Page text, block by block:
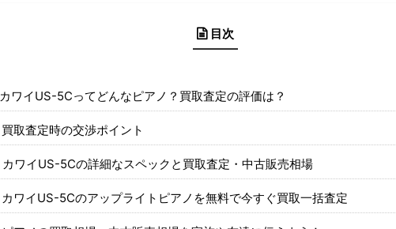
目次
カワイUS-5Cってどんなピアノ？買取査定の評価は？
買取査定時の交渉ポイント
カワイUS-5Cの詳細なスペックと買取査定・中古販売相場
カワイUS-5Cのアップライトピアノを無料で今すぐ買取一括査定